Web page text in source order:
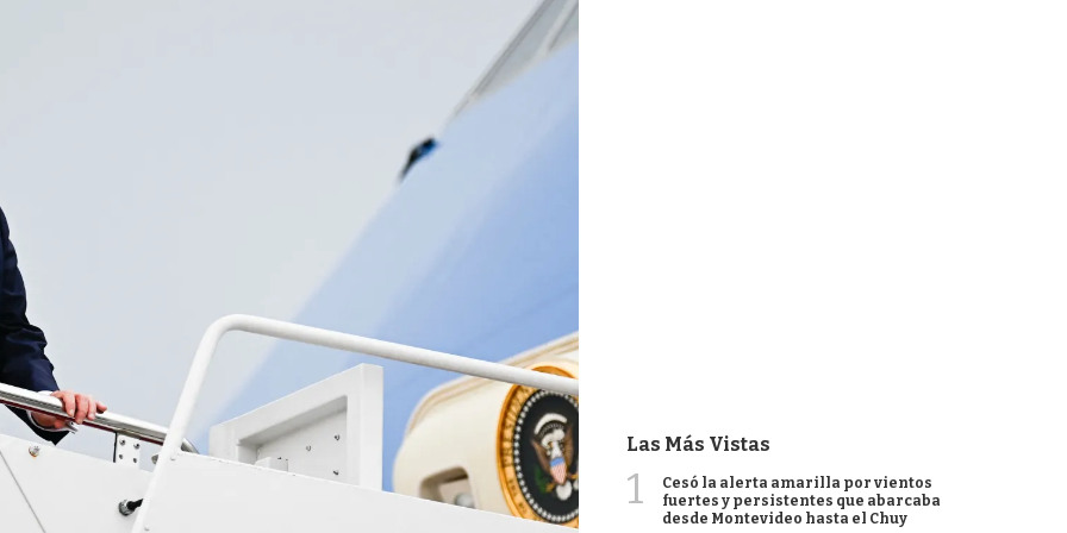
Las Más Vistas
1
Cesó la alerta amarilla por vientos
fuertes y persistentes que abarcaba
desde Montevideo hasta el Chuy